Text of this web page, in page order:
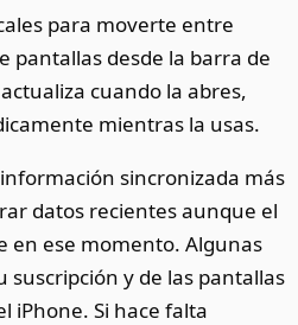
para moverte entre
pantallas desde la barra de
cuando la abres,
mientras la usas.
sincronizada más
datos recientes aunque el
en ese momento. Algunas
y de las pantallas
iPhone. Si hace falta